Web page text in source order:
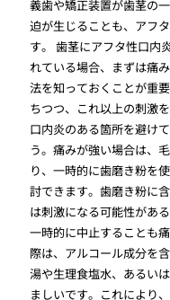
義歯や矯正装置が歯茎の
迫が生じることも、アフ
す。 歯茎にアフタ性口内
れている場合、まずは痛
法を知っておくことが重
ちつつ、これ以上の刺激
口内炎のある箇所を避け
う。痛みが強い場合は、
り、一時的に歯磨き粉を
討できます。歯磨き粉に
は刺激になる可能性があ
一時的に中止することも
際は、アルコール成分を
湯や生理食塩水、あるい
ましいです。これにより